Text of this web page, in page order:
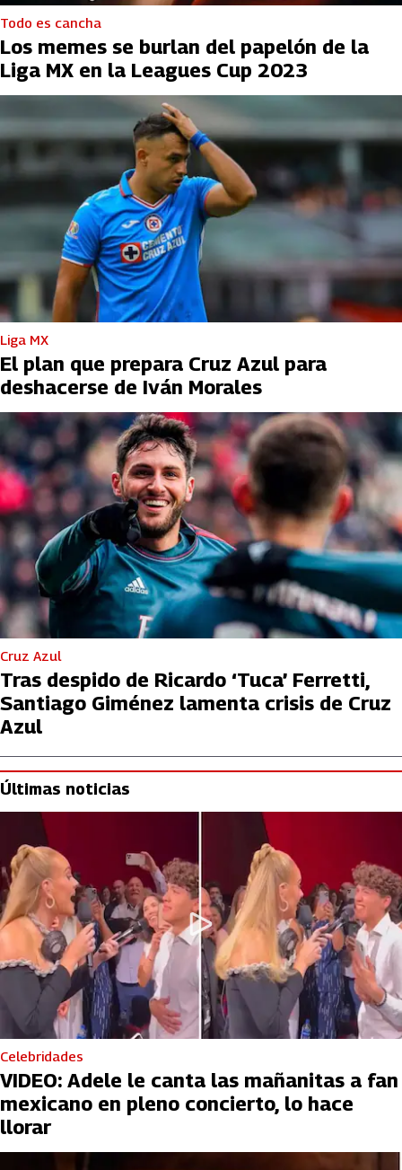
Todo es cancha
Los memes se burlan del papelón de la
Liga MX en la Leagues Cup 2023
Liga MX
El plan que prepara Cruz Azul para
deshacerse de Iván Morales
Cruz Azul
Tras despido de Ricardo ‘Tuca’ Ferretti,
Santiago Giménez lamenta crisis de Cruz
Azul
Últimas noticias
Celebridades
VIDEO: Adele le canta las mañanitas a fan
mexicano en pleno concierto, lo hace
llorar